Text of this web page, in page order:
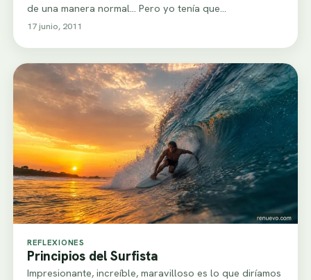
de una manera normal… Pero yo tenía que…
17 junio, 2011
REFLEXIONES
Principios del Surfista
Impresionante, increíble, maravilloso es lo que diríamos